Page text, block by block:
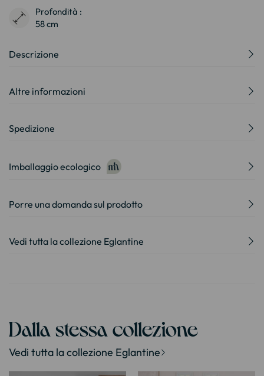
Profondità :
58 cm
Descrizione
Altre informazioni
Spedizione
Imballaggio ecologico
Porre una domanda sul prodotto
Vedi tutta la collezione Eglantine
Dalla stessa collezione
Vedi tutta la collezione Eglantine